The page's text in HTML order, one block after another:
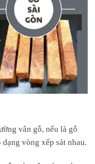
vân gỗ, nếu là gỗ
vòng xếp sát nhau.